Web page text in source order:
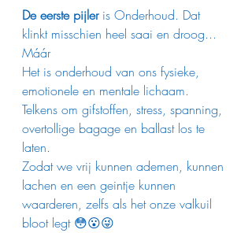
De eerste pijler is Onderhoud. Dat
klinkt misschien heel saai en droog...
Máár
Het is onderhoud van ons fysieke,
emotionele en mentale lichaam.
Telkens om gifstoffen, stress, spanning,
overtollige bagage en ballast los te
laten.
Zodat we vrij kunnen ademen, kunnen
lachen en een geintje kunnen
waarderen, zelfs als het onze valkuil
bloot legt 😳😮😜